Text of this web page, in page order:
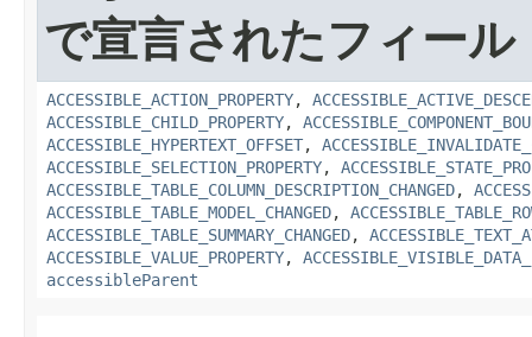
で宣言されたフィール
ACCESSIBLE_ACTION_PROPERTY,
ACCESSIBLE_CHILD_PROPERTY,
ACCESSIBLE_HYPERTEXT_OFFSET,
ACCESSIBLE_SELECTION_PROPERTY,
ACCESSIBLE_TABLE_COLUMN_DESCRIPTION_CHANGED,
ACCESSIBLE_TABLE_MODEL_CHANGED,
ACCESSIBLE_TABLE_SUMMARY_CHANGED,
ACCESSIBLE_VALUE_PROPERTY,
accessibleParent